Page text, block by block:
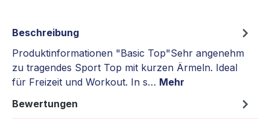
Beschreibung
Produktinformationen "Basic Top"Sehr angenehm
zu tragendes Sport Top mit kurzen Ärmeln. Ideal
für Freizeit und Workout. In s… Mehr
Bewertungen